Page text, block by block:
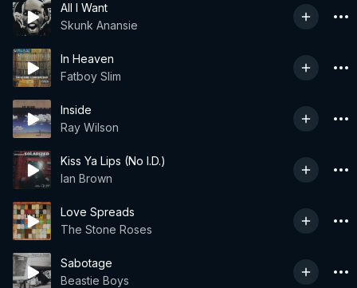
All I Want
Skunk Anansie
In Heaven
Fatboy Slim
Inside
Ray Wilson
Kiss Ya Lips (No I.D.)
Ian Brown
Love Spreads
The Stone Roses
Sabotage
Beastie Boys